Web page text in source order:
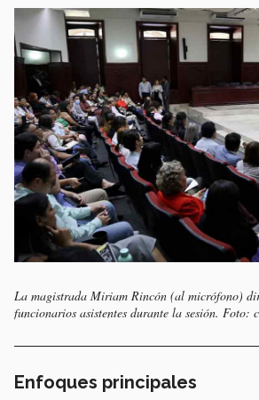
La magistrada Miriam Rincón (al micrófono)
funcionarios asistentes durante la sesión. Foto:
Enfoques principales